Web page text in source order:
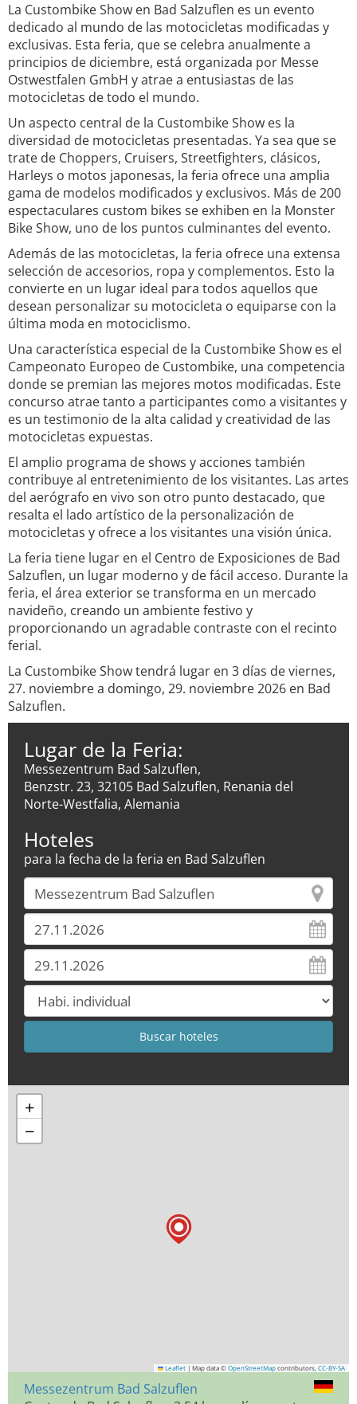
La Custombike Show en Bad Salzuflen es un evento
dedicado al mundo de las motocicletas modificadas y
exclusivas. Esta feria, que se celebra anualmente a
principios de diciembre, está organizada por Messe
Ostwestfalen GmbH y atrae a entusiastas de las
motocicletas de todo el mundo.
Un aspecto central de la Custombike Show es la
diversidad de motocicletas presentadas. Ya sea que se
trate de Choppers, Cruisers, Streetfighters, clásicos,
Harleys o motos japonesas, la feria ofrece una amplia
gama de modelos modificados y exclusivos. Más de 200
espectaculares custom bikes se exhiben en la Monster
Bike Show, uno de los puntos culminantes del evento.
Además de las motocicletas, la feria ofrece una extensa
selección de accesorios, ropa y complementos. Esto la
convierte en un lugar ideal para todos aquellos que
desean personalizar su motocicleta o equiparse con la
última moda en motociclismo.
Una característica especial de la Custombike Show es el
Campeonato Europeo de Custombike, una competencia
donde se premian las mejores motos modificadas. Este
concurso atrae tanto a participantes como a visitantes y
es un testimonio de la alta calidad y creatividad de las
motocicletas expuestas.
El amplio programa de shows y acciones también
contribuye al entretenimiento de los visitantes. Las artes
del aerógrafo en vivo son otro punto destacado, que
resalta el lado artístico de la personalización de
motocicletas y ofrece a los visitantes una visión única.
La feria tiene lugar en el Centro de Exposiciones de Bad
Salzuflen, un lugar moderno y de fácil acceso. Durante la
feria, el área exterior se transforma en un mercado
navideño, creando un ambiente festivo y
proporcionando un agradable contraste con el recinto
ferial.
La Custombike Show tendrá lugar en 3 días de viernes,
27. noviembre a domingo, 29. noviembre 2026 en Bad
Salzuflen.
Lugar de la Feria:
Messezentrum Bad Salzuflen,
Benzstr. 23, 32105 Bad Salzuflen, Renania del
Norte-Westfalia, Alemania
Hoteles
para la fecha de la feria en Bad Salzuflen
+
−
Leaflet | Map data © OpenStreetMap contributors, CC-BY-SA
Messezentrum Bad Salzuflen